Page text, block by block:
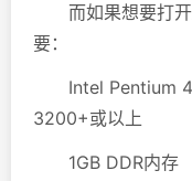
而如果想要打开
要：
Intel Pentium 4
3200+或以上
1GB DDR内存